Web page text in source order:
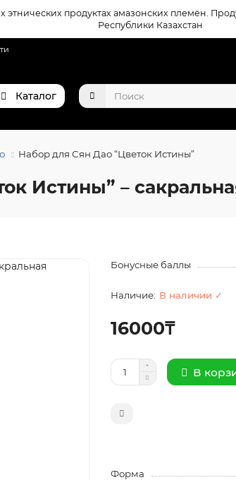
продуктах амазонских племён.
Республики Казахстан
Каталог
Набор для Сян Дао “Цветок Истины”
Истины” –
Бонусные баллы
В наличии ✓
16000₸
В
Форма